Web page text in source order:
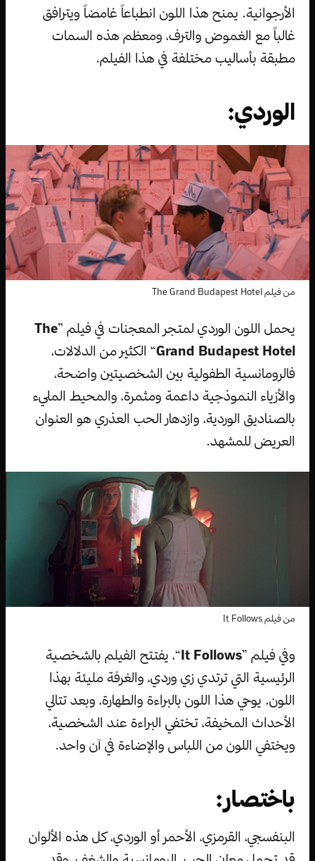
الأرجوانية. يمنح هذا اللون انطباعاً غامضاً ويترافق
غالباً مع الغموض والترف، ومعظم هذه السمات
مطبقة بأساليب مختلفة في هذا الفيلم.
الوردي:
من فيلم The Grand Budapest Hotel
يحمل اللون الوردي لمتجر المعجنات في فيلم ”The
Grand Budapest Hotel“ الكثير من الدلالات،
فالرومانسية الطفولية بين الشخصيتين واضحة،
والأزياء النموذجية داعمة ومثمرة، والمحيط المليء
بالصناديق الوردية، وازدهار الحب العذري هو العنوان
العريض للمشهد.
من فيلم It Follows
وفي فيلم ”It Follows“، يفتتح الفيلم بالشخصية
الرئيسية التي ترتدي زي وردي، والغرفة مليئة بهذا
اللون. يوحي هذا اللون بالبراءة والطهارة، وبعد تتالي
الأحداث المخيفة، تختفي البراءة عند الشخصية،
ويختفي اللون من اللباس والإضاءة في آن واحد.
باختصار:
البنفسجي، القرمزي، الأحمر أو الوردي، كل هذه الألوان